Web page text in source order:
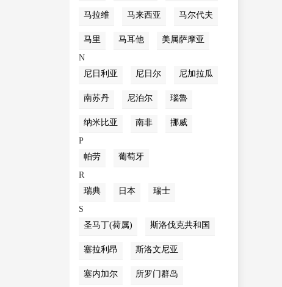
马拉维 马来西亚 马尔代夫
马里 马耳他
美属萨摩亚
N
尼日利亚
尼日尔 尼加拉瓜
南苏丹 尼泊尔 瑙魯
纳米比亚 南非
挪威
P
帕劳
葡萄牙
R
瑞典
日本
瑞士
S
圣马丁(荷属)
斯洛伐克共和国
塞拉利昂 斯洛文尼亚
塞内加尔 所罗门群岛